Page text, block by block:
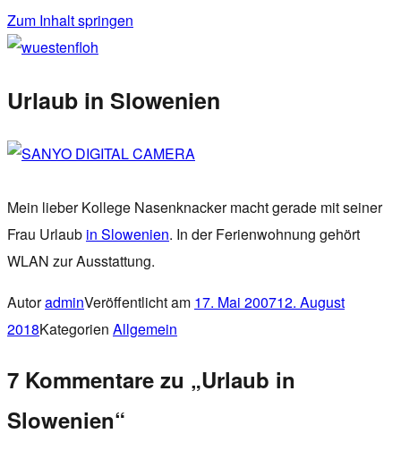
Zum Inhalt springen
wuestenfloh
Urlaub in Slowenien
Mein lieber Kollege Nasenknacker macht gerade mit seiner
Frau Urlaub in Slowenien. In der Ferienwohnung gehört
WLAN zur Ausstattung.
AutoradminVeröffentlicht am 17. Mai 200712. August
2018Kategorien Allgemein
7 Kommentare zu „Urlaub in
Slowenien“